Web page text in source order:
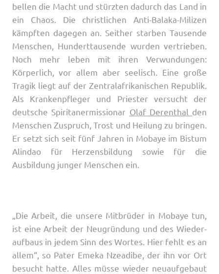
bel­­len die Macht und stür­z­­ten dadurch das Land in
ein Cha­os. Die christ­­li­chen An­­ti-Ba­la­­ka-Mi­­li­­zen
käm­p­­ften da­­ge­­gen an. Seit­her star­­ben Tau­­sen­­de
Men­­schen, Hun­­der­t­tau­­sen­­de wur­­den ver­­­trie­­ben.
Noch mehr leben mit ihren Verwundungen:
Körperlich, vor allem aber seelisch. Eine große
Tragik liegt auf der Zentralafrikanischen Republik.
Als Krankenpfleger und Priester versucht der
deutsche Spiritanermissionar Olaf Derenthal den
Menschen Zuspruch, Trost und Heilung zu bringen.
Er setzt sich seit fünf Jahren in Mobaye im Bistum
Alindao für Herzensbildung sowie für die
Ausbildung junger Menschen ein.
„Die Ar­beit, die un­­se­­re Mit­­brü­­der in Mobaye tun,
ist ei­­ne Ar­beit der Neu­­grün­­dung und des Wie­­der­
auf­­baus in je­­dem Sinn des Wor­­tes. Hier fehlt es an
al­­lem“, so Pa­­ter Eme­­ka Nze­a­­di­­be, der ihn vor Ort
besucht hatte. Al­­les müsse wie­­der neuauf­­­ge­­baut